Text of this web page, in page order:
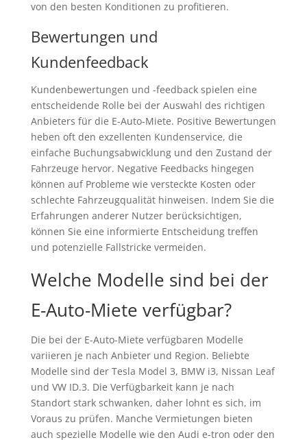
von den besten Konditionen zu profitieren.
Bewertungen und
Kundenfeedback
Kundenbewertungen und -feedback spielen eine
entscheidende Rolle bei der Auswahl des richtigen
Anbieters für die E-Auto-Miete. Positive Bewertungen
heben oft den exzellenten Kundenservice, die
einfache Buchungsabwicklung und den Zustand der
Fahrzeuge hervor. Negative Feedbacks hingegen
können auf Probleme wie versteckte Kosten oder
schlechte Fahrzeugqualität hinweisen. Indem Sie die
Erfahrungen anderer Nutzer berücksichtigen,
können Sie eine informierte Entscheidung treffen
und potenzielle Fallstricke vermeiden.
Welche Modelle sind bei der
E-Auto-Miete verfügbar?
Die bei der E-Auto-Miete verfügbaren Modelle
variieren je nach Anbieter und Region. Beliebte
Modelle sind der Tesla Model 3, BMW i3, Nissan Leaf
und VW ID.3. Die Verfügbarkeit kann je nach
Standort stark schwanken, daher lohnt es sich, im
Voraus zu prüfen. Manche Vermietungen bieten
auch spezielle Modelle wie den Audi e-tron oder den